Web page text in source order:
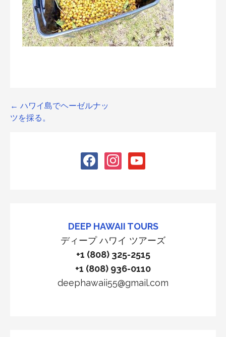
Post
← ハワイ島でヘーゼルナッ
ツを採る。
facebookinstagramyoutube
DEEP HAWAII TOURS
ディープ ハワイ ツアーズ
+1 (808) 325-2515
+1 (808) 936-0110
deephawaii55@gmail.com